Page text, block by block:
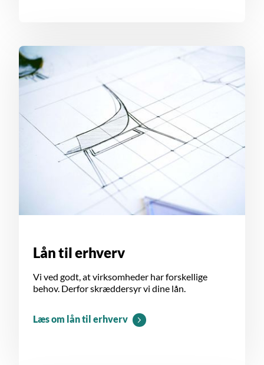
Lån til erhverv
Vi ved godt, at virksomheder har forskellige
behov. Derfor skræddersyr vi dine lån.
Læs om lån til erhverv